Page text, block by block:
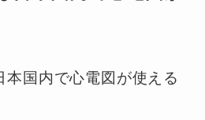
国内で心電図が使える